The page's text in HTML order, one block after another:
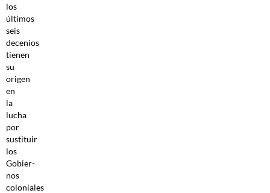
los
últimos
seis
decenios
tienen
su
origen
en
la
lucha
por
sustituir
los
Gobier­
nos
coloniales